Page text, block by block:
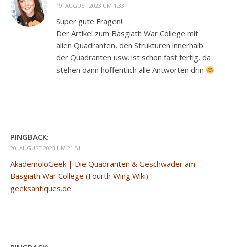
19. AUGUST 2023 UM 1:33
Super gute Fragen!
Der Artikel zum Basgiath War College mit
allen Quadranten, den Strukturen innerhalb
der Quadranten usw. ist schon fast fertig, da
stehen dann hoffentlich alle Antworten drin
PINGBACK:
20. AUGUST 2023 UM 21:51
AkademoloGeek | Die Quadranten & Geschwader am
Basgiath War College (Fourth Wing Wiki) -
geeksantiques.de